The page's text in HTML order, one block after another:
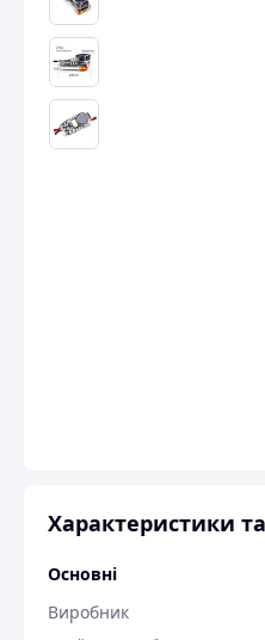
Характеристики
Основні
Виробник